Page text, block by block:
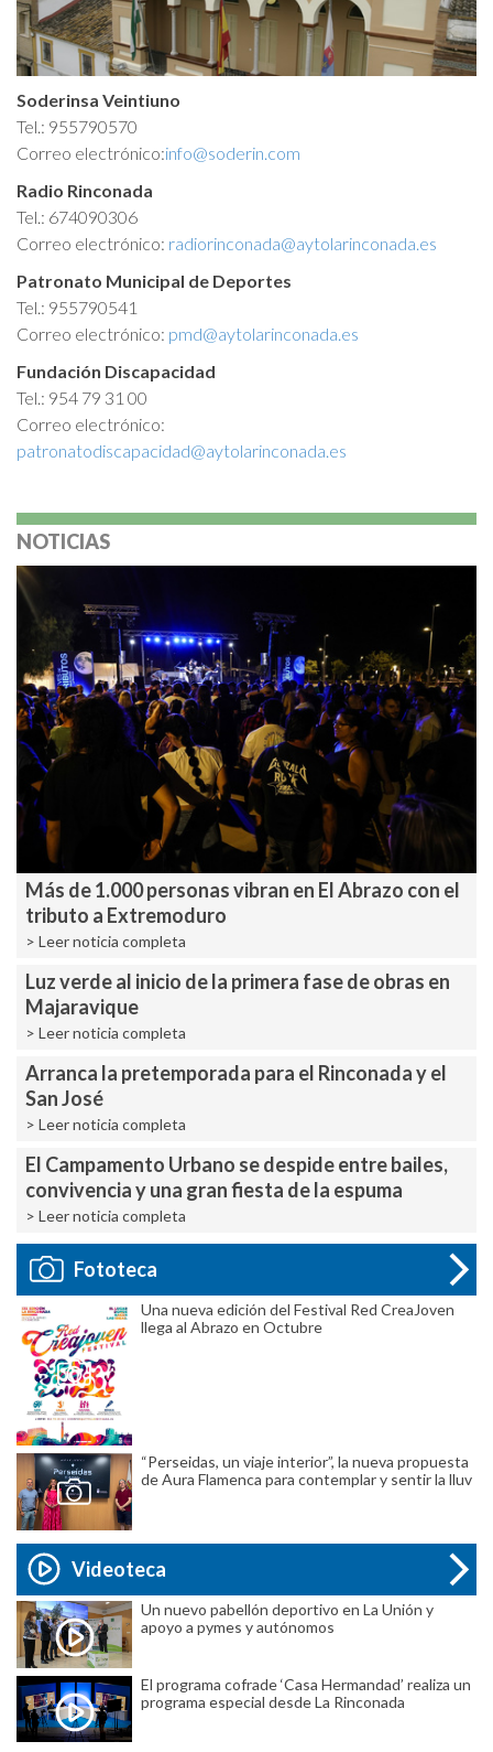
Soderinsa Veintiuno
Tel.: 955790570
Correo electrónico:info@soderin.com
Radio Rinconada
Tel.: 674090306
Correo electrónico: radiorinconada@aytolarinconada.es
Patronato Municipal de Deportes
Tel.: 955790541
Correo electrónico: pmd@aytolarinconada.es
Fundación Discapacidad
Tel.: 954 79 31 00
Correo electrónico:
patronatodiscapacidad@aytolarinconada.es
NOTICIAS
Más de 1.000 personas vibran en El Abrazo con el
tributo a Extremoduro
> Leer noticia completa
Luz verde al inicio de la primera fase de obras en
Majaravique
> Leer noticia completa
Arranca la pretemporada para el Rinconada y el
San José
> Leer noticia completa
El Campamento Urbano se despide entre bailes,
convivencia y una gran fiesta de la espuma
> Leer noticia completa
Fototeca
Una nueva edición del Festival Red CreaJoven
llega al Abrazo en Octubre
“Perseidas, un viaje interior”, la nueva propuesta
de Aura Flamenca para contemplar y sentir la lluv
Videoteca
Un nuevo pabellón deportivo en La Unión y
apoyo a pymes y autónomos
El programa cofrade ‘Casa Hermandad’ realiza un
programa especial desde La Rinconada
Canal Antifraude
Política de Cookies